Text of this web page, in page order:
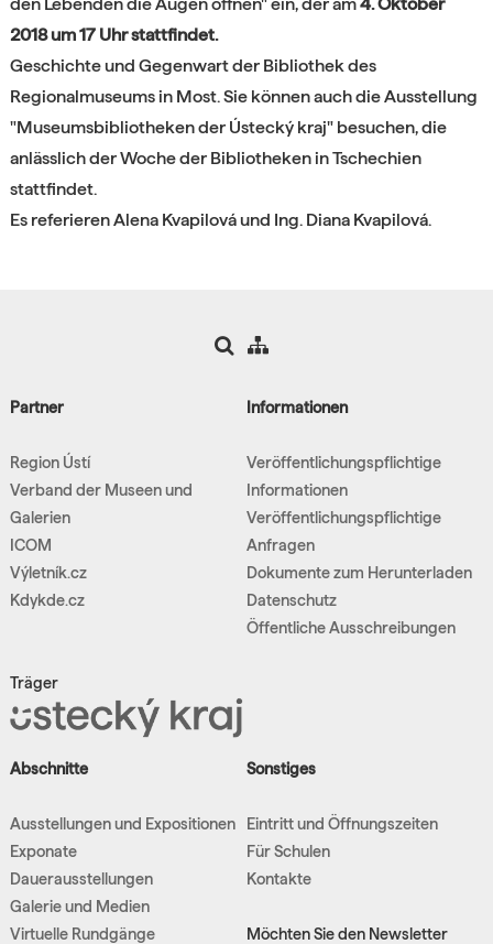
den Lebenden die Augen öffnen" ein, der am4. Oktober
2018 um 17 Uhr stattfindet.
Geschichte und Gegenwart der Bibliothek des
Regionalmuseums in Most. Sie können auch die Ausstellung
"Museumsbibliotheken der Ústecký kraj" besuchen, die
anlässlich der Woche der Bibliotheken in Tschechien
stattfindet.
Es referieren Alena Kvapilová und Ing. Diana Kvapilová.
Partner
Region Ústí
Verband der Museen und
Galerien
ICOM
Výletník.cz
Kdykde.cz
Träger
Informationen
Veröffentlichungspflichtige
Informationen
Veröffentlichungspflichtige
Anfragen
Dokumente zum Herunterladen
Datenschutz
Öffentliche Ausschreibungen
Abschnitte
Ausstellungen und Expositionen
Exponate
Dauerausstellungen
Galerie und Medien
Virtuelle Rundgänge
Sonstiges
Eintritt und Öffnungszeiten
Für Schulen
Kontakte
Möchten Sie den Newsletter